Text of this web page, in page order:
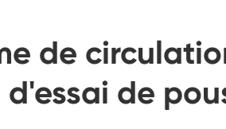
de sel
de
de